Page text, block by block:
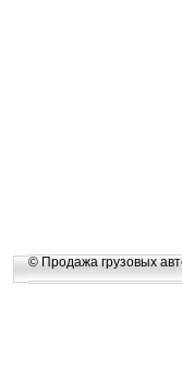
© Продажа грузовых